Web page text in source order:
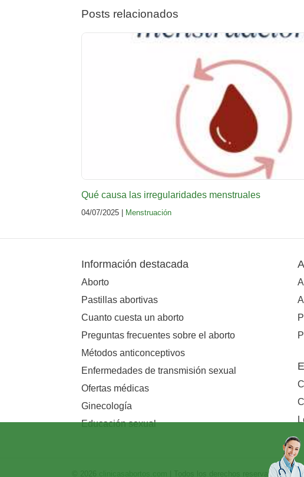
Posts relacionados
Qué causa las irregularidades menstruales
04/07/2025 | Menstruación
Información destacada
Aborto
Pastillas abortivas
Cuanto cuesta un aborto
Preguntas frecuentes sobre el aborto
Métodos anticonceptivos
Enfermedades de transmisión sexual
Ofertas médicas
Ginecología
Educación sexual
| Todos los derechos reservados |